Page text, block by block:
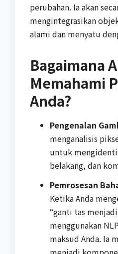
perubahan. Ia akan
mengintegrasikan
alami dan menyatu
Bagaimana
Memahami
Anda?
Pengenalan
menganalisis
untuk
belakang, dan
Pemrosesan
Ketika Anda
“ganti tas
menggunakan
maksud Anda. Ia